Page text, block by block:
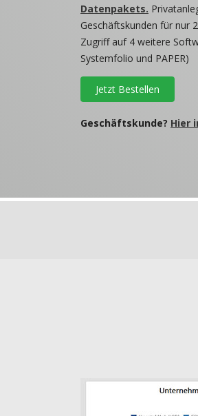
Datenpakets.
Geschäftskunden für nur
Zugriff auf 4 weitere
Systemfolio und PAPER)
Jetzt Bestellen
Geschäftskunde? Hier